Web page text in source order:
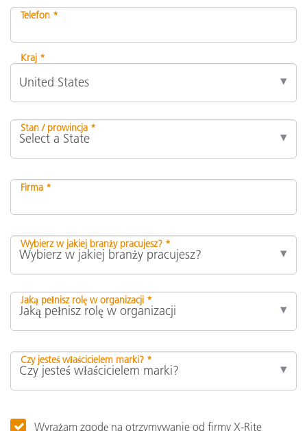
Telefon *
Kraj *
Stan / prowincja *
Firma *
Wybierz w jakiej branży pracujesz? *
Jaką pełnisz rolę w organizacji *
Czy jesteś właścicielem marki? *
Wyrażam zgodę na otrzymywanie od firmy X-Rite